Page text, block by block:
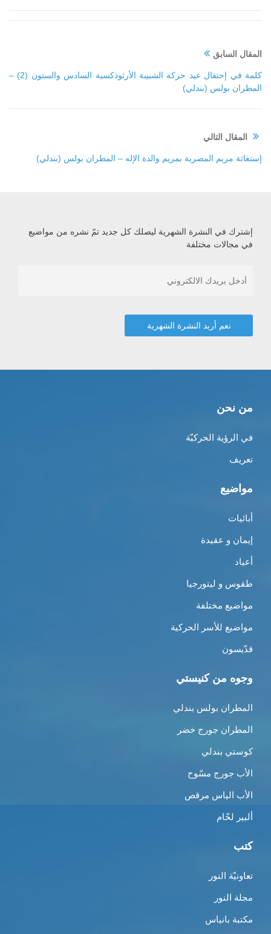
المقال السابق
كلمة في إحتفال عيد حركة الشبيبة الأرثوذكسية السادس والستون (2) –
المطران بولس (بندلي)
المقال التالي
إستغاثة مريم المصرية بمريم والدة الإله – المطران بولس (بندلي)
إشترك في النشرة الشهرية ليصلك كل جديد تمّ نشره من مواضيع
في مجالات مختلفة
من نحن
في الرؤية الحركيّة
تعريف
مواضيع
أبائيات
إيمان و عقيدة
أعياد
طقوس و ليتورجيا
مواضيع مختلفة
مواضيع للأسر الحركية
قدّيسون
وجوه من كنيستي
المطران بولس بندلي
المطران جورج خضر
كوستي بندلي
الأب جورج مسّوح
الأب الياس مرقص
ألبير لحّام
كتب
تعاونيّة النور
مجلة النور
مكتبة بانياس